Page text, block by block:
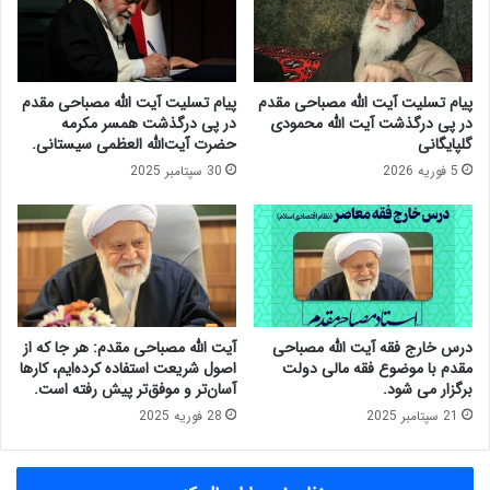
ا
م
ا
م
ر
ض
ا
(
ع
ل
ی
ه
ا
ل
س
ل
ا
م
،
ر
ج
ف
ق
ه
پ
و
ل
و
ب
ا
ن
ک
آ
ی
ت
ا
ل
ه
پیام تسلیت آیت الله مصباحی مقدم
در پی درگذشت آیت الله محمودی
گلپایگانی
5 فوریه 2026
پیام تسلیت آیت الله مصباحی مقدم
در پی درگذشت همسر مکرمه
حضرت آیت‌الله العظمی سیستانی.
30 سپتامبر 2025
درس خارج فقه آیت الله مصباحی
مقدم با موضوع فقه مالی دولت
برگزار می شود.
21 سپتامبر 2025
آیت الله مصباحی مقدم: هر جا که از
اصول شریعت استفاده کرده‌ایم، کارها
آسان‌تر و موفق‌تر پیش رفته است.
28 فوریه 2025